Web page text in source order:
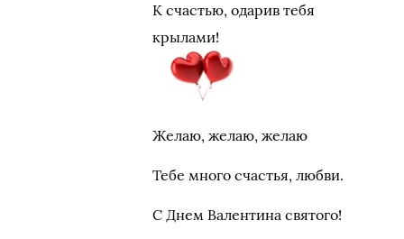
К счастью, одарив тебя
крылами!
Желаю, желаю, желаю
Тебе много счастья, любви.
С Днем Валентина святого!